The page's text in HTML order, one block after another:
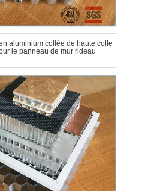
aluminium collée de haute colle
le panneau de mur rideau